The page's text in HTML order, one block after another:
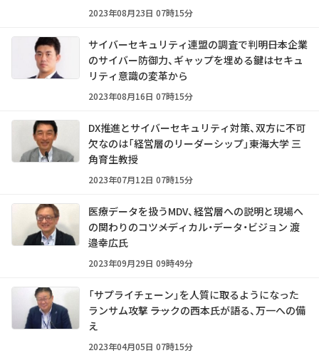
2023年08月23日 07時15分
サイバーセキュリティ連盟の調査で判明――日本企業
のサイバー防御力、ギャップを埋める鍵はセキュ
リティ意識の変革から
2023年08月16日 07時15分
DX推進とサイバーセキュリティ対策、双方に不可
欠なのは「経営層のリーダーシップ」――東海大学 三
角育生教授
2023年07月12日 07時15分
医療データを扱うMDV、経営層への説明と現場へ
の関わりのコツ――メディカル・データ・ビジョン 渡
邉幸広氏
2023年09月29日 09時49分
「サプライチェーン」を人質に取るようになった
ランサム攻撃 ――ラックの西本氏が語る、万一への備
え
2023年04月05日 07時15分